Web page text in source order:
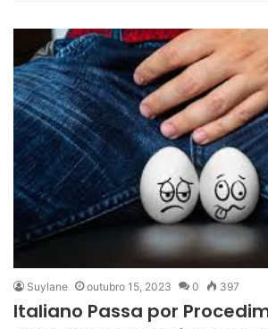
Suylane outubro 15, 2023 0 397
Italiano Passa por